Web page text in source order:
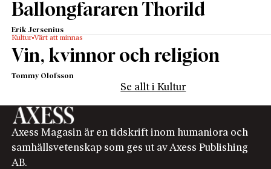
Ballongfararen Thorild
Erik Jersenius
Kultur Värt att minnas
Vin, kvinnor och religion
Tommy Olofsson
Se allt i Kultur
Axess Magasin är en tidskrift inom humaniora och
samhällsvetenskap som ges ut av Axess Publishing
AB.